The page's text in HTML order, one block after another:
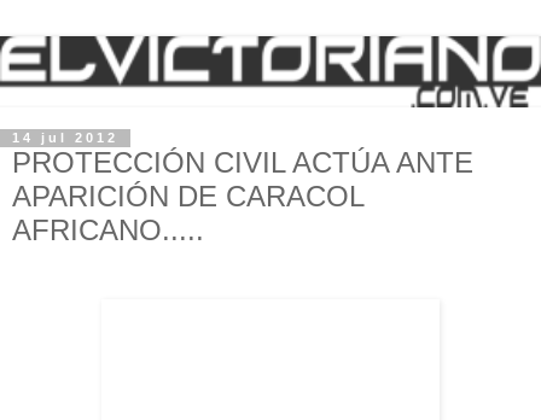
14 jul 2012
PROTECCIÓN CIVIL ACTÚA ANTE
APARICIÓN DE CARACOL
AFRICANO.....